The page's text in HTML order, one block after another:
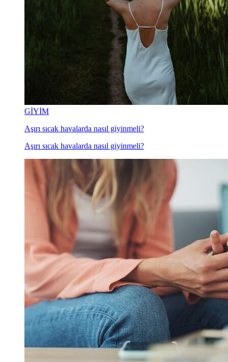
GİYİM
Aşırı sıcak havalarda nasıl giyinmeli?
Aşırı sıcak havalarda nasıl giyinmeli?